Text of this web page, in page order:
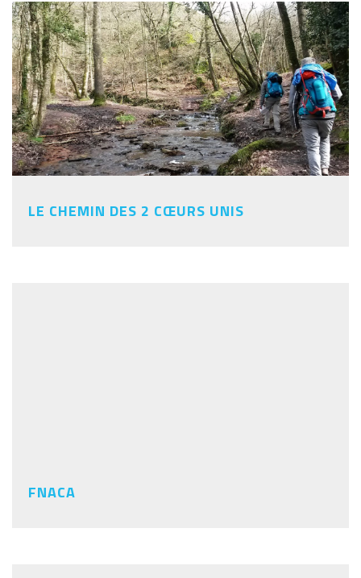
LE CHEMIN DES 2 CŒURS UNIS
FNACA